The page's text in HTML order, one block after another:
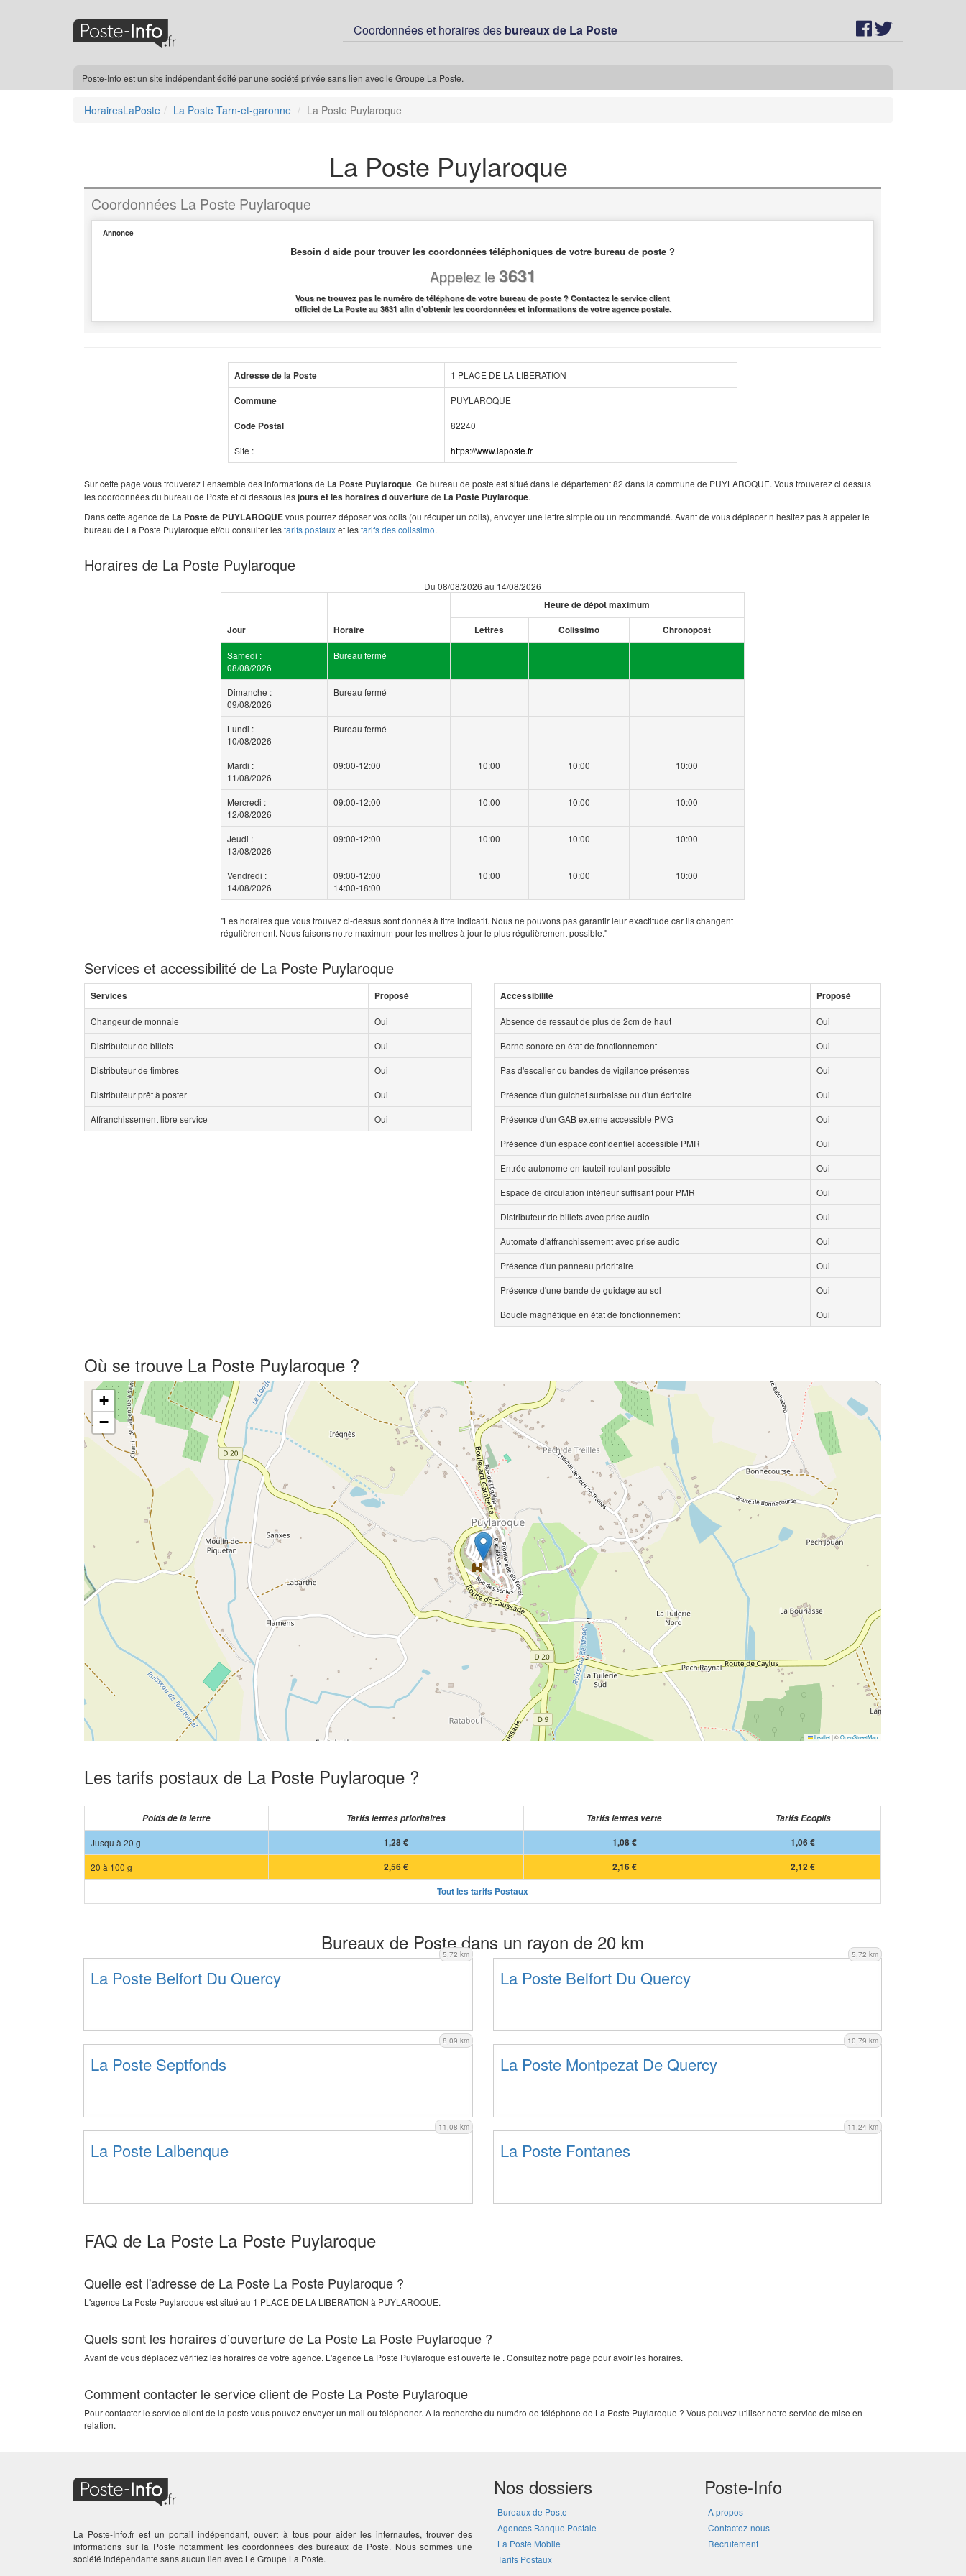
Coordonnées et horaires des bureaux de La Poste
Poste-Info est un site indépendant édité par une société privée sans lien avec le Groupe La Poste.
HorairesLaPoste La Poste Tarn-et-garonne La Poste Puylaroque
La Poste Puylaroque
Coordonnées La Poste Puylaroque
Annonce
Besoin d aide pour trouver les coordonnées téléphoniques de votre bureau de poste ?
Appelez le3631
Vous ne trouvez pas le numéro de téléphone de votre bureau de poste ? Contactez le service client
officiel de La Poste au 3631 afin d’obtenir les coordonnées et informations de votre agence postale.
Adresse de la Poste 1 PLACE DE LA LIBERATION
Commune PUYLAROQUE
Code Postal 82240
Site : https://www.laposte.fr
Sur cette page vous trouverez l ensemble des informations de La Poste Puylaroque. Ce bureau de poste est situé dans le département 82 dans la commune de PUYLAROQUE. Vous trouverez ci dessus
les coordonnées du bureau de Poste et ci dessous lesjours et les horaires d ouverturede La Poste Puylaroque.
Dans cette agence de La Poste de PUYLAROQUEvous pourrez déposer vos colis (ou récuper un colis), envoyer une lettre simple ou un recommandé. Avant de vous déplacer n hesitez pas à appeler le
bureau de La Poste Puylaroque et/ou consulter lestarifs postauxet lestarifs des colissimo.
Horaires de La Poste Puylaroque
Du 08/08/2026 au 14/08/2026
Jour Horaire
Heure de dépot maximum
Lettres Colissimo Chronopost
Samedi :
08/08/2026
Bureau fermé
Dimanche :
09/08/2026
Bureau fermé
Lundi :
10/08/2026
Bureau fermé
Mardi :
11/08/2026
09:00-12:00 10:00 10:00 10:00
Mercredi :
12/08/2026
09:00-12:00 10:00 10:00 10:00
Jeudi :
13/08/2026
09:00-12:00 10:00 10:00 10:00
Vendredi :
14/08/2026
09:00-12:00
14:00-18:00
10:00 10:00 10:00
"Les horaires que vous trouvez ci-dessus sont donnés à titre indicatif. Nous ne pouvons pas garantir leur exactitude car ils changent
régulièrement. Nous faisons notre maximum pour les mettres à jour le plus régulièrement possible."
Services et accessibilité de La Poste Puylaroque
Services Proposé
Changeur de monnaie
Oui
Distributeur de billets
Oui
Distributeur de timbres
Oui
Distributeur prêt à poster
Oui
Affranchissement libre service
Oui
Accessibilité Proposé
Absence de ressaut de plus de 2cm de haut
Oui
Borne sonore en état de fonctionnement
Oui
Pas d'escalier ou bandes de vigilance présentes
Oui
Présence d'un guichet surbaisse ou d'un écritoire
Oui
Présence d'un GAB externe accessible PMG
Oui
Présence d'un espace confidentiel accessible PMR
Oui
Entrée autonome en fauteil roulant possible
Oui
Espace de circulation intérieur suffisant pour PMR
Oui
Distributeur de billets avec prise audio
Oui
Automate d'affranchissement avec prise audio
Oui
Présence d'un panneau prioritaire
Oui
Présence d'une bande de guidage au sol
Oui
Boucle magnétique en état de fonctionnement
Oui
Où se trouve La Poste Puylaroque ?
+
−
Leaflet|©OpenStreetMap
Les tarifs postaux de La Poste Puylaroque ?
Poids de la lettre Tarifs lettres prioritaires Tarifs lettres verte
Tarifs Ecoplis
Jusqu à 20 g
1,28 € 1,08 €
1,06 €
20 à 100 g
2,56 € 2,16 €
2,12 €
Tout les tarifs Postaux
Bureaux de Poste dans un rayon de 20 km
5,72 km
La Poste Belfort Du Quercy
5,72 km
La Poste Belfort Du Quercy
8,09 km
La Poste Septfonds
10,79 km
La Poste Montpezat De Quercy
11,08 km
La Poste Lalbenque
11,24 km
La Poste Fontanes
FAQ de La Poste La Poste Puylaroque
Quelle est l'adresse de La Poste La Poste Puylaroque ?
L'agence La Poste Puylaroque est situé au 1 PLACE DE LA LIBERATION à PUYLAROQUE.
Quels sont les horaires d’ouverture de La Poste La Poste Puylaroque ?
Avant de vous déplacez vérifiez les horaires de votre agence. L'agence La Poste Puylaroque est ouverte le . Consultez notre page pour avoir les horaires.
Comment contacter le service client de Poste La Poste Puylaroque
Pour contacter le service client de la poste vous pouvez envoyer un mail ou téléphoner. A la recherche du numéro de téléphone de La Poste Puylaroque ? Vous pouvez utiliser notre service de mise en
relation.
La Poste-Info.fr est un portail indépendant, ouvert à tous pour aider les internautes, trouver des
informations sur la Poste notamment les coordonnées des bureaux de Poste. Nous sommes une
société indépendante sans aucun lien avec Le Groupe La Poste.
Nos dossiers
Bureaux de Poste
Agences Banque Postale
La Poste Mobile
Tarifs Postaux
Poste-Info
A propos
Contactez-nous
Recrutement